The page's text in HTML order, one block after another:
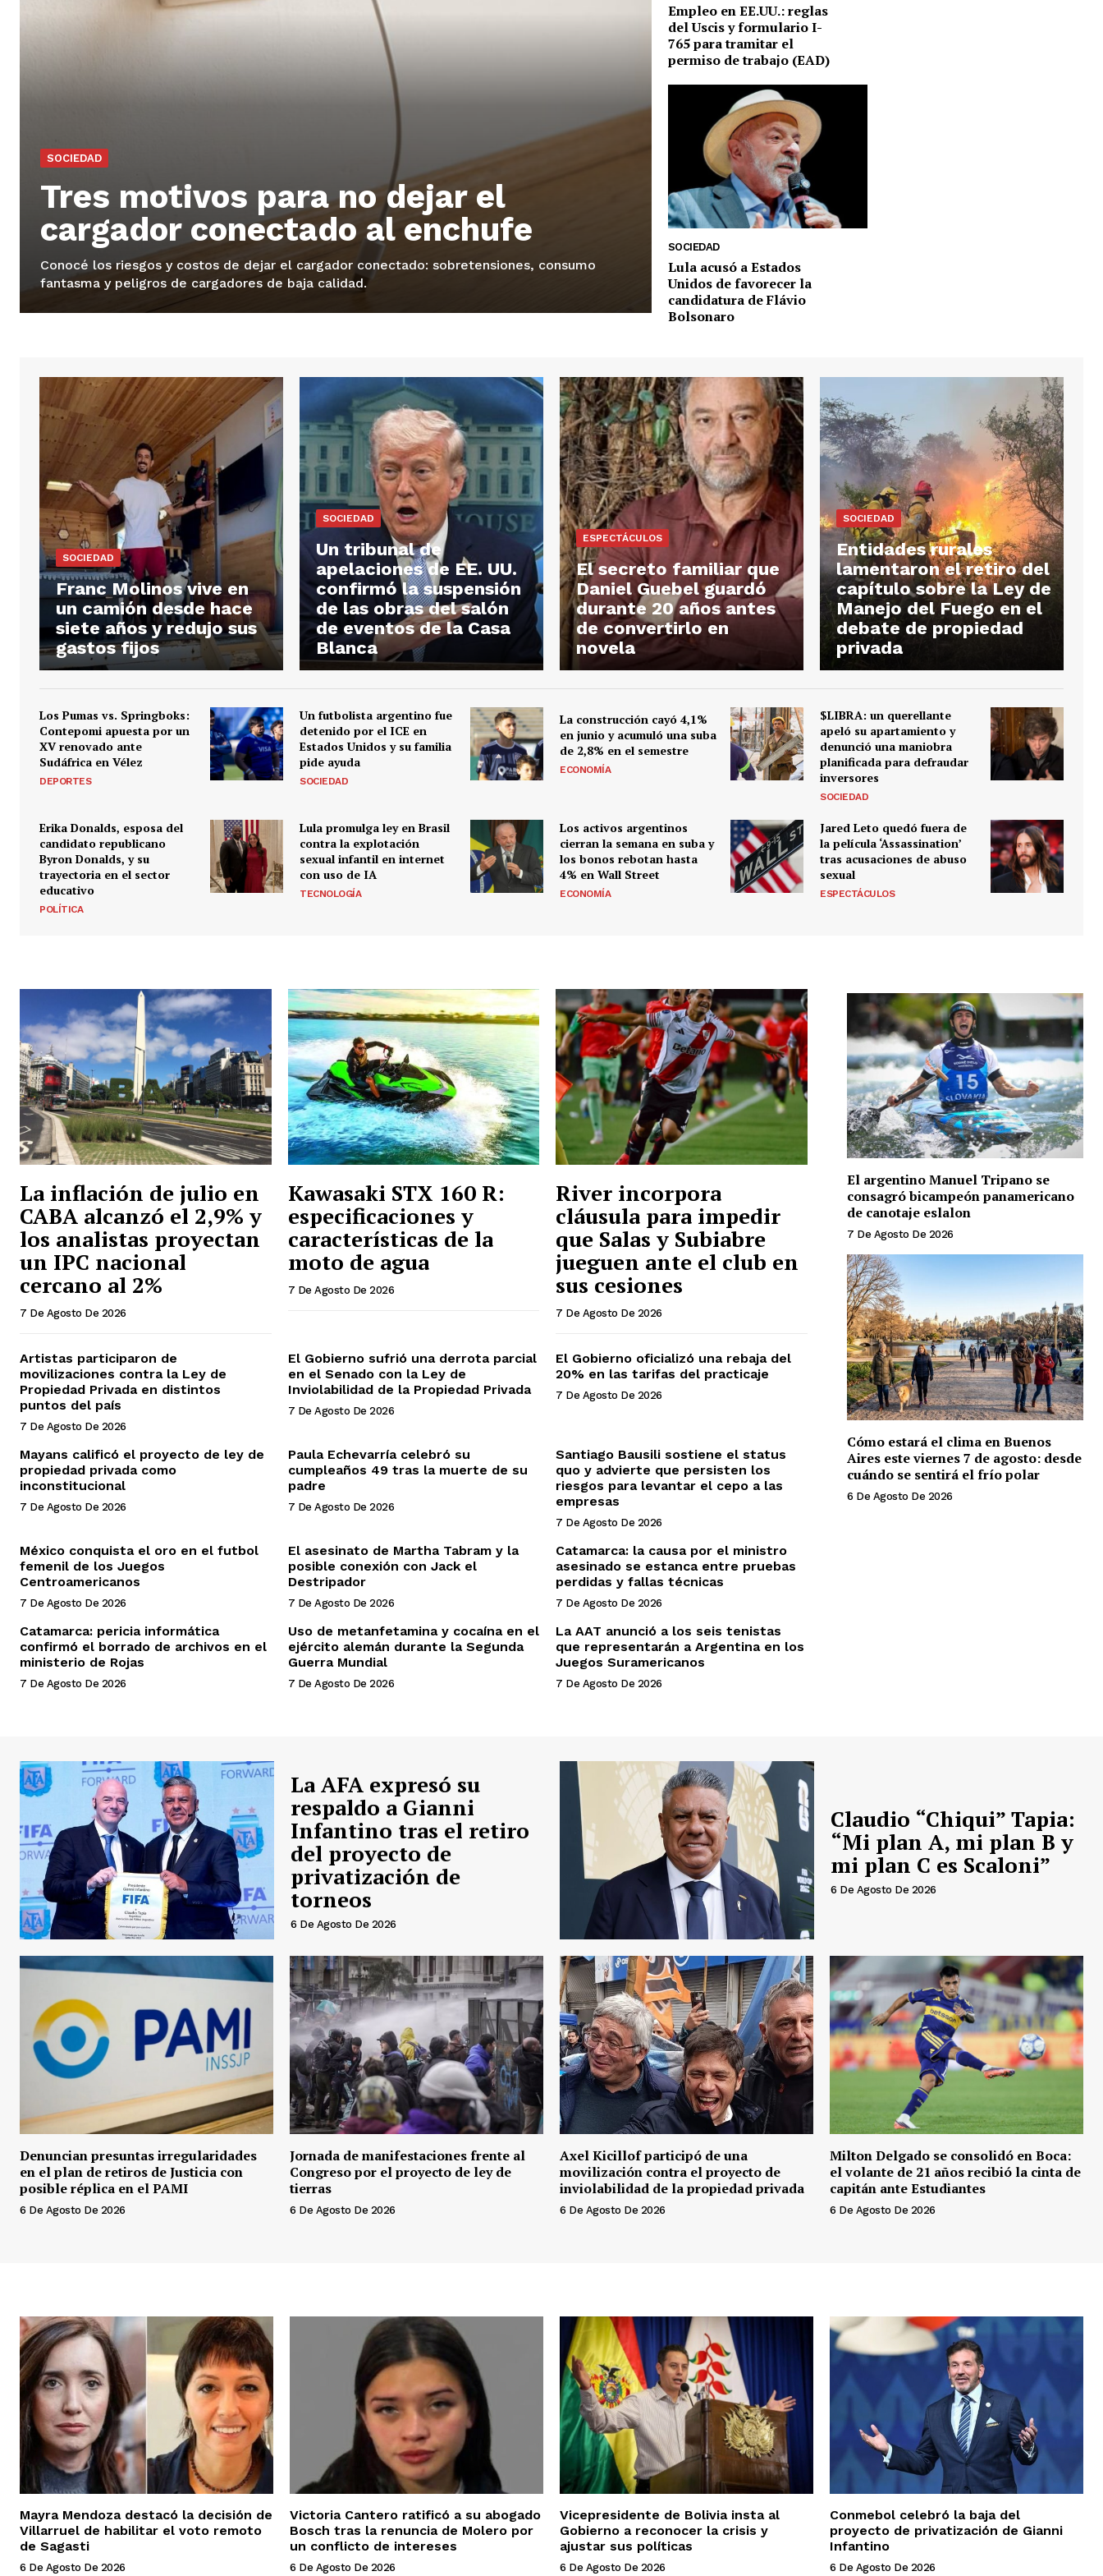
SOCIEDAD
Tres motivos para no dejar el
cargador conectado al enchufe
Conocé los riesgos y costos de dejar el cargador conectado: sobretensiones, consumo
fantasma y peligros de cargadores de baja calidad.
Empleo en EE.UU.: reglas
del Uscis y formulario I-
765 para tramitar el
permiso de trabajo (EAD)
SOCIEDAD
Lula acusó a Estados
Unidos de favorecer la
candidatura de Flávio
Bolsonaro
SOCIEDAD
Franc Molinos vive en
un camión desde hace
siete años y redujo sus
gastos fijos
SOCIEDAD
Un tribunal de
apelaciones de EE. UU.
confirmó la suspensión
de las obras del salón
de eventos de la Casa
Blanca
ESPECTÁCULOS
El secreto familiar que
Daniel Guebel guardó
durante 20 años antes
de convertirlo en
novela
SOCIEDAD
Entidades rurales
lamentaron el retiro del
capítulo sobre la Ley de
Manejo del Fuego en el
debate de propiedad
privada
Los Pumas vs. Springboks:
Contepomi apuesta por un
XV renovado ante
Sudáfrica en Vélez
DEPORTES
Un futbolista argentino fue
detenido por el ICE en
Estados Unidos y su familia
pide ayuda
SOCIEDAD
La construcción cayó 4,1%
en junio y acumuló una suba
de 2,8% en el semestre
ECONOMÍA
$LIBRA: un querellante
apeló su apartamiento y
denunció una maniobra
planificada para defraudar
inversores
SOCIEDAD
Erika Donalds, esposa del
candidato republicano
Byron Donalds, y su
trayectoria en el sector
educativo
POLÍTICA
Lula promulga ley en Brasil
contra la explotación
sexual infantil en internet
con uso de IA
TECNOLOGÍA
Los activos argentinos
cierran la semana en suba y
los bonos rebotan hasta
4% en Wall Street
ECONOMÍA
Jared Leto quedó fuera de
la película ‘Assassination’
tras acusaciones de abuso
sexual
ESPECTÁCULOS
La inflación de julio en
CABA alcanzó el 2,9% y
los analistas proyectan
un IPC nacional
cercano al 2%
7 De Agosto De 2026
Kawasaki STX 160 R:
especificaciones y
características de la
moto de agua
7 De Agosto De 2026
River incorpora
cláusula para impedir
que Salas y Subiabre
jueguen ante el club en
sus cesiones
7 De Agosto De 2026
Artistas participaron de
movilizaciones contra la Ley de
Propiedad Privada en distintos
puntos del país
7 De Agosto De 2026
El Gobierno sufrió una derrota parcial
en el Senado con la Ley de
Inviolabilidad de la Propiedad Privada
7 De Agosto De 2026
El Gobierno oficializó una rebaja del
20% en las tarifas del practicaje
7 De Agosto De 2026
Mayans calificó el proyecto de ley de
propiedad privada como
inconstitucional
7 De Agosto De 2026
Paula Echevarría celebró su
cumpleaños 49 tras la muerte de su
padre
7 De Agosto De 2026
Santiago Bausili sostiene el status
quo y advierte que persisten los
riesgos para levantar el cepo a las
empresas
7 De Agosto De 2026
México conquista el oro en el futbol
femenil de los Juegos
Centroamericanos
7 De Agosto De 2026
El asesinato de Martha Tabram y la
posible conexión con Jack el
Destripador
7 De Agosto De 2026
Catamarca: la causa por el ministro
asesinado se estanca entre pruebas
perdidas y fallas técnicas
7 De Agosto De 2026
Catamarca: pericia informática
confirmó el borrado de archivos en el
ministerio de Rojas
7 De Agosto De 2026
Uso de metanfetamina y cocaína en el
ejército alemán durante la Segunda
Guerra Mundial
7 De Agosto De 2026
La AAT anunció a los seis tenistas
que representarán a Argentina en los
Juegos Suramericanos
7 De Agosto De 2026
El argentino Manuel Tripano se
consagró bicampeón panamericano
de canotaje eslalon
7 De Agosto De 2026
Cómo estará el clima en Buenos
Aires este viernes 7 de agosto: desde
cuándo se sentirá el frío polar
6 De Agosto De 2026
La AFA expresó su
respaldo a Gianni
Infantino tras el retiro
del proyecto de
privatización de
torneos
6 De Agosto De 2026
Claudio “Chiqui” Tapia:
“Mi plan A, mi plan B y
mi plan C es Scaloni”
6 De Agosto De 2026
Denuncian presuntas irregularidades
en el plan de retiros de Justicia con
posible réplica en el PAMI
6 De Agosto De 2026
Jornada de manifestaciones frente al
Congreso por el proyecto de ley de
tierras
6 De Agosto De 2026
Axel Kicillof participó de una
movilización contra el proyecto de
inviolabilidad de la propiedad privada
6 De Agosto De 2026
Milton Delgado se consolidó en Boca:
el volante de 21 años recibió la cinta de
capitán ante Estudiantes
6 De Agosto De 2026
Mayra Mendoza destacó la decisión de
Villarruel de habilitar el voto remoto
de Sagasti
6 De Agosto De 2026
Victoria Cantero ratificó a su abogado
Bosch tras la renuncia de Molero por
un conflicto de intereses
6 De Agosto De 2026
Vicepresidente de Bolivia insta al
Gobierno a reconocer la crisis y
ajustar sus políticas
6 De Agosto De 2026
Conmebol celebró la baja del
proyecto de privatización de Gianni
Infantino
6 De Agosto De 2026